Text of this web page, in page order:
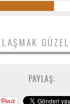
PAYLAŞ: